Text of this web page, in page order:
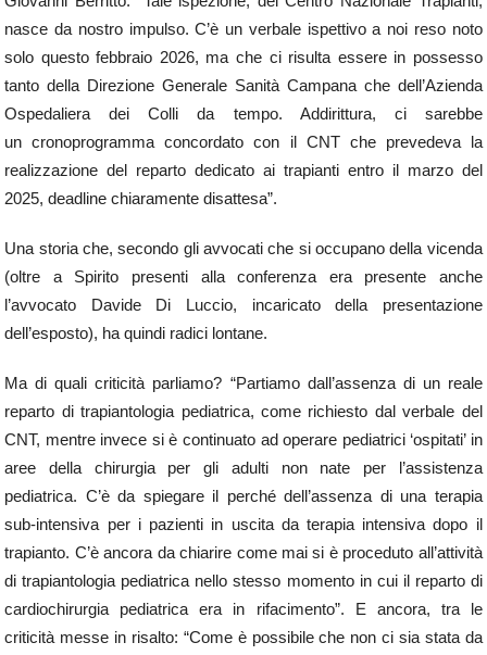
nasce da nostro impulso. C’è un verbale ispettivo a noi reso noto
solo questo febbraio 2026, ma che ci risulta essere in possesso
tanto della Direzione Generale Sanità Campana che dell’Azienda
Ospedaliera dei Colli da tempo. Addirittura, ci sarebbe
un cronoprogramma concordato con il CNT che prevedeva la
realizzazione del reparto dedicato ai trapianti entro il marzo del
2025, deadline chiaramente disattesa”.
Una storia che, secondo gli avvocati che si occupano della vicenda
(oltre a Spirito presenti alla conferenza era presente anche
l’avvocato Davide Di Luccio, incaricato della presentazione
dell’esposto), ha quindi radici lontane.
Ma di quali criticità parliamo? “Partiamo dall’assenza di un reale
reparto di trapiantologia pediatrica, come richiesto dal verbale del
CNT, mentre invece si è continuato ad operare pediatrici ‘ospitati’ in
aree della chirurgia per gli adulti non nate per l’assistenza
pediatrica. C’è da spiegare il perché dell’assenza di una terapia
sub-intensiva per i pazienti in uscita da terapia intensiva dopo il
trapianto. C’è ancora da chiarire come mai si è proceduto all’attività
di trapiantologia pediatrica nello stesso momento in cui il reparto di
cardiochirurgia pediatrica era in rifacimento”. E ancora, tra le
criticità messe in risalto: “Come è possibile che non ci sia stata da